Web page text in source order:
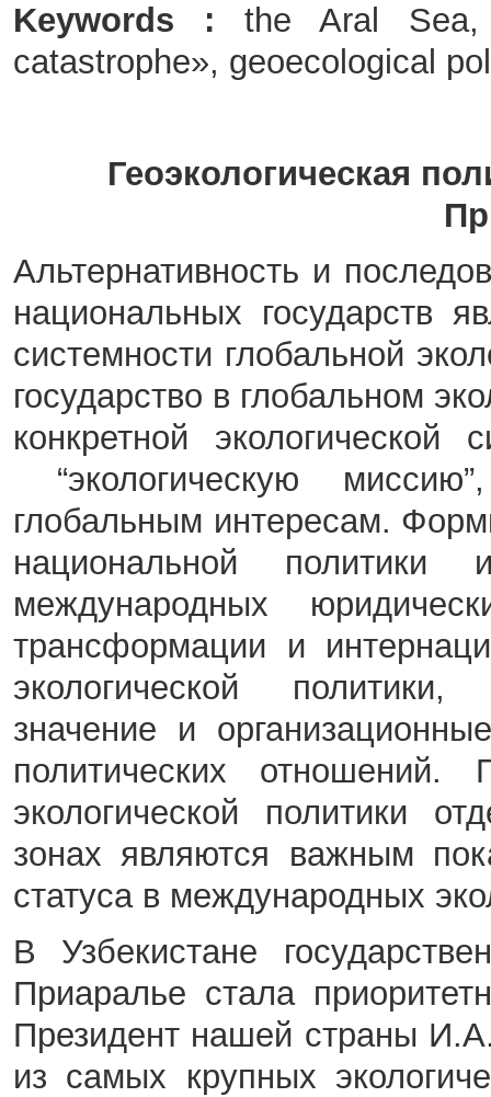
Keywords : the Aral
catastrophe», geoecological
Геоэкологическая
Альтернативность и
национальных государств
системности глобальной
государство в глобальном
конкретной экологической
“экологическую
глобальным интересам.
национальной
международных
трансформации и
экологической
значение и
политических отношений.
экологической политики
зонах являются важным
статуса в международных
В Узбекистане
Приаралье стала
Президент нашей страны
из самых крупных